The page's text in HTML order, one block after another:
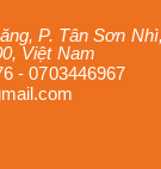
P. Tân Sơn Nhì,
, Việt Nam
-0703446967